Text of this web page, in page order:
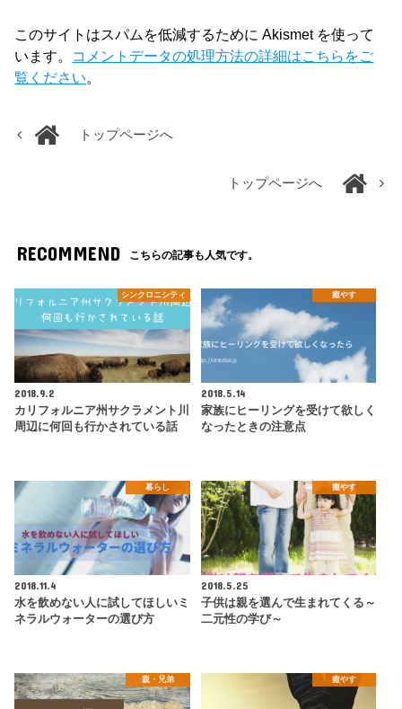
このサイトはスパムを低減するために Akismet を使って
います。 コメントデータの処理方法の詳細はこちらをご
覧ください
トップページへ
トップページへ
RECOMMEND こちらの記事も人気です。
シンクロニシティ
2018.9.2
カリフォルニア州サクラメント川
周辺に何回も行かされている話
癒やす
2018.5.14
家族にヒーリングを受けて欲しく
なったときの注意点
暮らし
2018.11.4
水を飲めない人に試してほしいミ
ネラルウォーターの選び方
癒やす
2018.5.25
子供は親を選んで生まれてくる～
二元性の学び～
親・兄弟 癒やす